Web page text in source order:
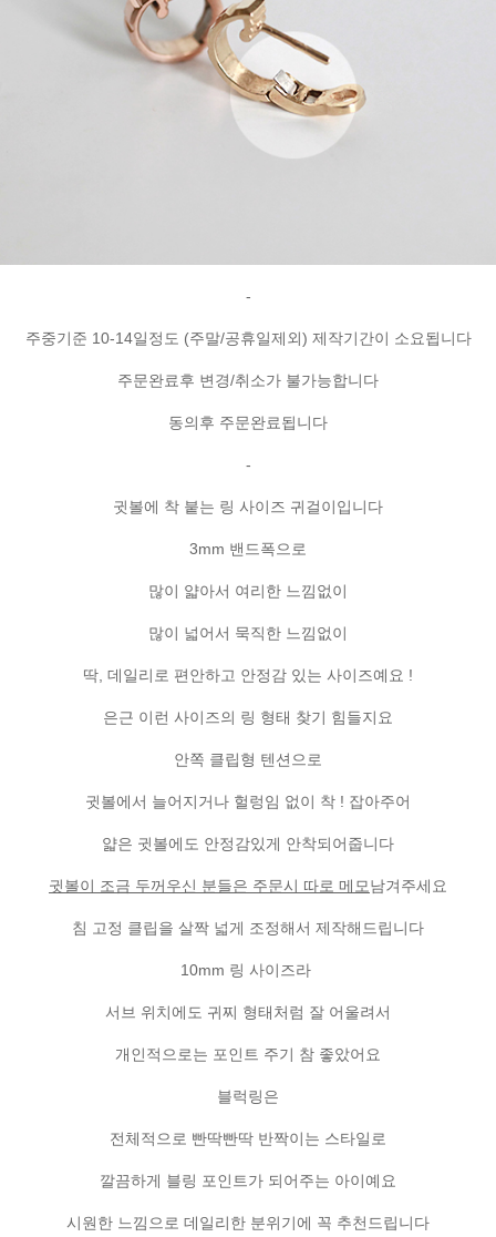
-
주중기준 10-14일정도 (주말/공휴일제외) 제작기간이 소요됩니다
주문완료후 변경/취소가 불가능합니다
동의후 주문완료됩니다
-
귓볼에 착 붙는 링 사이즈 귀걸이입니다
3mm 밴드폭으로
많이 얇아서 여리한 느낌없이
많이 넓어서 묵직한 느낌없이
딱, 데일리로 편안하고 안정감 있는 사이즈예요 !
은근 이런 사이즈의 링 형태 찾기 힘들지요
안쪽 클립형 텐션으로
귓볼에서 늘어지거나 헐렁임 없이 착 ! 잡아주어
얇은 귓볼에도 안정감있게 안착되어줍니다
귓볼이 조금 두꺼우신 분들은 주문시 따로 메모남겨주세요
침 고정 클립을 살짝 넓게 조정해서 제작해드립니다
10mm 링 사이즈라
서브 위치에도 귀찌 형태처럼 잘 어울려서
개인적으로는 포인트 주기 참 좋았어요
블럭링은
전체적으로 빤딱빤딱 반짝이는 스타일로
깔끔하게 블링 포인트가 되어주는 아이예요
시원한 느낌으로 데일리한 분위기에 꼭 추천드립니다